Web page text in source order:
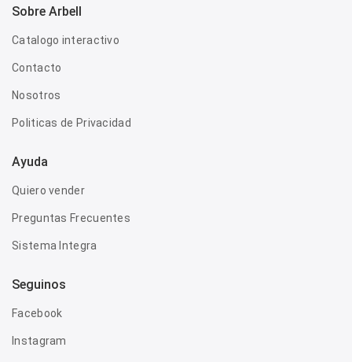
Sobre Arbell
Catalogo interactivo
Contacto
Nosotros
Politicas de Privacidad
Ayuda
Quiero vender
Preguntas Frecuentes
Sistema Integra
Seguinos
Facebook
Instagram